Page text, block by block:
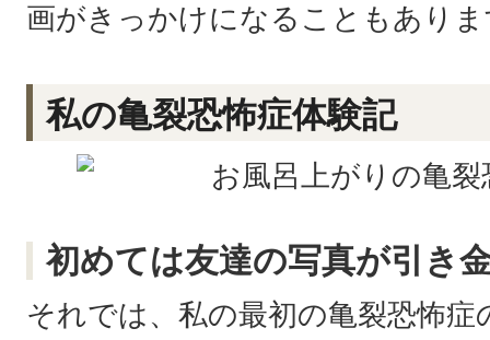
画がきっかけになることもあり
私の亀裂恐怖症体験記
初めては友達の写真が引き
それでは、私の最初の亀裂恐怖